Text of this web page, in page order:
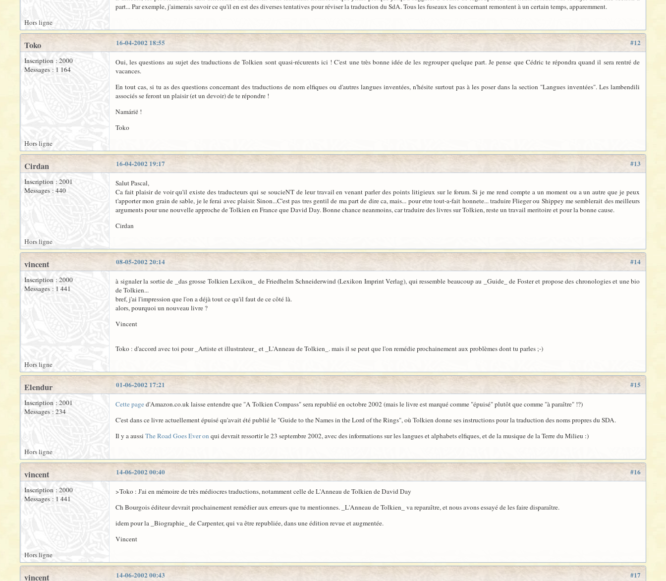
part... Par exemple, j'aimerais savoir ce qu'il en est des diverses tentatives pour réviser la traduction du SdA. Tous les fuseaux les concernant remontent à un certain temps, apparemment.
Hors ligne
#12
16-04-2002 18:55
Toko
Inscription : 2000
Messages : 1 164
Oui, les questions au sujet des traductions de Tolkien sont quasi-récurents ici ! C'est une très bonne idée de les regrouper quelque part. Je pense que Cédric te répondra quand il sera rentré de
vacances.
En tout cas, si tu as des questions concernant des traductions de nom elfiques ou d'autres langues inventées, n'hésite surtout pas à les poser dans la section "Langues inventées". Les lambendili
associés se feront un plaisir (et un devoir) de te répondre !
Namárië !
Toko
Hors ligne
#13
16-04-2002 19:17
Cirdan
Inscription : 2001
Messages : 440
Salut Pascal,
Ca fait plaisir de voir qu'il existe des traducteurs qui se soucieNT de leur travail en venant parler des points litigieux sur le forum. Si je me rend compte a un moment ou a un autre que je peux
t'apporter mon grain de sable, je le ferai avec plaisir. Sinon...C'est pas tres gentil de ma part de dire ca, mais... pour etre tout-a-fait honnete... traduire Flieger ou Shippey me semblerait des meilleurs
arguments pour une nouvelle approche de Tolkien en France que David Day. Bonne chance neanmoins, car traduire des livres sur Tolkien, reste un travail meritoire et pour la bonne cause.
Cirdan
Hors ligne
#14
08-05-2002 20:14
vincent
Inscription : 2000
Messages : 1 441
à signaler la sortie de _das grosse Tolkien Lexikon_ de Friedhelm Schneiderwind (Lexikon Imprint Verlag), qui ressemble beaucoup au _Guide_ de Foster et propose des chronologies et une bio
de Tolkien...
bref, j'ai l'impression que l'on a déjà tout ce qu'il faut de ce côté là.
alors, pourquoi un nouveau livre ?
Vincent
Toko : d'accord avec toi pour _Artiste et illustrateur_ et _L'Anneau de Tolkien_. mais il se peut que l'on remédie prochainement aux problèmes dont tu parles ;-)
Hors ligne
#15
01-06-2002 17:21
Elendur
Inscription : 2001
Messages : 234
Cette paged'Amazon.co.uk laisse entendre que "A Tolkien Compass" sera republié en octobre 2002 (mais le livre est marqué comme "épuisé" plutôt que comme "à paraître" !?)
C'est dans ce livre actuellement épuisé qu'avait été publié le "Guide to the Names in the Lord of the Rings", où Tolkien donne ses instructions pour la traduction des noms propres du SDA.
Il y a aussi The Road Goes Ever on qui devrait ressortir le 23 septembre 2002, avec des informations sur les langues et alphabets elfiques, et de la musique de la Terre du Milieu :)
Hors ligne
#16
14-06-2002 00:40
vincent
Inscription : 2000
Messages : 1 441
>Toko : J'ai en mémoire de très médiocres traductions, notamment celle de L'Anneau de Tolkien de David Day
Ch Bourgois éditeur devrait prochainement remédier aux erreurs que tu mentionnes. _L'Anneau de Tolkien_ va reparaître, et nous avons essayé de les faire disparaître.
idem pour la _Biographie_ de Carpenter, qui va être republiée, dans une édition revue et augmentée.
Vincent
Hors ligne
#17
14-06-2002 00:43
vincent